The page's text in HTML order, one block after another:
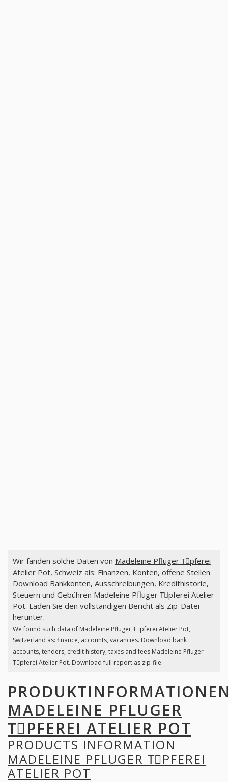
Wir fanden solche Daten von Madeleine Pfluger Tِpferei
Atelier Pot, Schweiz als: Finanzen, Konten, offene Stellen.
Download Bankkonten, Ausschreibungen, Kredithistorie,
Steuern und Gebühren Madeleine Pfluger Tِpferei Atelier
Pot. Laden Sie den vollständigen Bericht als Zip-Datei
herunter.
We found such data of Madeleine Pfluger Tِpferei Atelier Pot,
Switzerland as: finance, accounts, vacancies. Download bank
accounts, tenders, credit history, taxes and fees Madeleine Pfluger
Tِpferei Atelier Pot. Download full report as zip-file.
MADELEINE PFLUGER
TِPFEREI ATELIER POT
PRODUCTS INFORMATION
MADELEINE PFLUGER TِPFEREI
ATELIER POT